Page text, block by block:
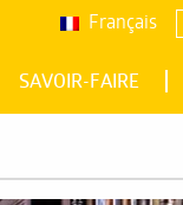
SAVOIR-FAIRE
Français